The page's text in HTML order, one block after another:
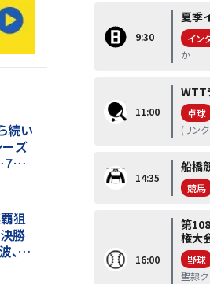
続い
ーズ
日
狙
勝
、国
9:30
夏季
イン
か
11:00
WTT
卓球
(リン
14:35
船橋
競馬
16:00
第
権大
野球
聖隷ク